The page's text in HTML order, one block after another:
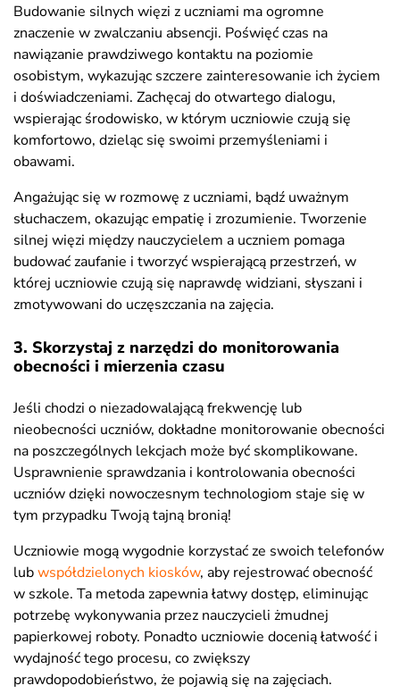
Budowanie silnych więzi z uczniami ma ogromne
znaczenie w zwalczaniu absencji. Poświęć czas na
nawiązanie prawdziwego kontaktu na poziomie
osobistym, wykazując szczere zainteresowanie ich życiem
i doświadczeniami. Zachęcaj do otwartego dialogu,
wspierając środowisko, w którym uczniowie czują się
komfortowo, dzieląc się swoimi przemyśleniami i
obawami.
Angażując się w rozmowę z uczniami, bądź uważnym
słuchaczem, okazując empatię i zrozumienie. Tworzenie
silnej więzi między nauczycielem a uczniem pomaga
budować zaufanie i tworzyć wspierającą przestrzeń, w
której uczniowie czują się naprawdę widziani, słyszani i
zmotywowani do uczęszczania na zajęcia.
3. Skorzystaj z narzędzi do monitorowania
obecności i mierzenia czasu
Jeśli chodzi o niezadowalającą frekwencję lub
nieobecności uczniów, dokładne monitorowanie obecności
na poszczególnych lekcjach może być skomplikowane.
Usprawnienie sprawdzania i kontrolowania obecności
uczniów dzięki nowoczesnym technologiom staje się w
tym przypadku Twoją tajną bronią!
Uczniowie mogą wygodnie korzystać ze swoich telefonów
lubwspółdzielonych kiosków, aby rejestrować obecność
w szkole. Ta metoda zapewnia łatwy dostęp, eliminując
potrzebę wykonywania przez nauczycieli żmudnej
papierkowej roboty. Ponadto uczniowie docenią łatwość i
wydajność tego procesu, co zwiększy
prawdopodobieństwo, że pojawią się na zajęciach.